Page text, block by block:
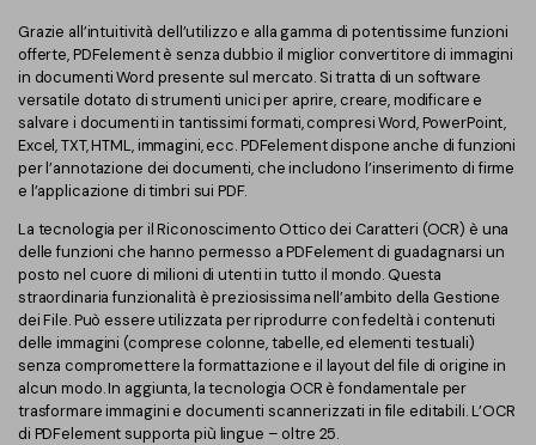
Grazie all’intuitività dell’utilizzo e alla gamma di potentissime funzioni
offerte, PDFelement è senza dubbio il miglior convertitore di immagini
in documenti Word presente sul mercato. Si tratta di un software
versatile dotato di strumenti unici per aprire, creare, modificare e
salvare i documenti in tantissimi formati, compresi Word, PowerPoint,
Excel, TXT, HTML, immagini, ecc. PDFelement dispone anche di funzioni
per l’annotazione dei documenti, che includono l’inserimento di firme
e l’applicazione di timbri sui PDF.
La tecnologia per il Riconoscimento Ottico dei Caratteri (OCR) è una
delle funzioni che hanno permesso a PDFelement di guadagnarsi un
posto nel cuore di milioni di utenti in tutto il mondo. Questa
straordinaria funzionalità è preziosissima nell’ambito della Gestione
dei File. Può essere utilizzata per riprodurre con fedeltà i contenuti
delle immagini (comprese colonne, tabelle, ed elementi testuali)
senza compromettere la formattazione e il layout del file di origine in
alcun modo. In aggiunta, la tecnologia OCR è fondamentale per
trasformare immagini e documenti scannerizzati in file editabili. L’OCR
di PDFelement supporta più lingue – oltre 25.